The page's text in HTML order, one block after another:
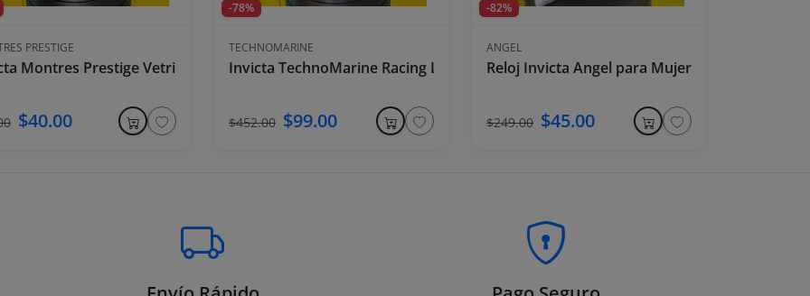
- 50mm, Blanco
PRESTIGE
Montres Prestige Vetriore X Reloj para Hombre - 45mm, Dorado
$40.00
-78%
TECHNOMARINE
Invicta TechnoMarine Racing Legends Reloj Unisex - 43mm, Azul
$452.00 $99.00
-82%
ANGEL
Reloj Invicta Angel para Mujer - 30 mm, Acero
$249.00 $45.00